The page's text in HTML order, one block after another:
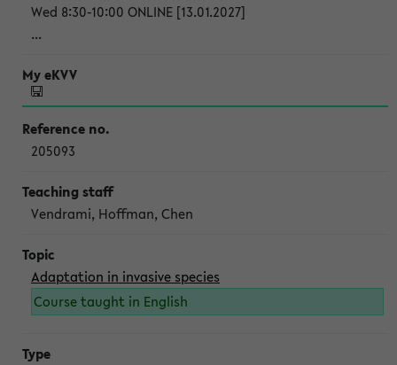
Wed 8:30-10:00 ONLINE [13.01.2027]
...
205093
Vendrami, Hoffman, Chen
Adaptation in invasive species
Course taught in English